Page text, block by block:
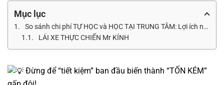
Mục lục
So sánh chi phí TỰ HỌC và HỌC TẠI TRUNG TÂM: Lợi ích nào vượt trội?
LÁI XE THỰC CHIẾN Mr KÍNH
Đừng để “tiết kiệm” ban đầu biến thành “TỐN KÉM”